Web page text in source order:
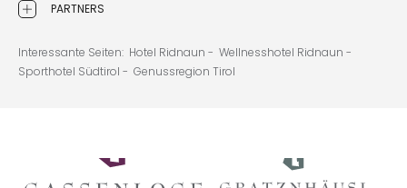
PARTNERS
Interessante Seiten: Hotel Ridnaun - Wellnesshotel Ridnaun -
Sporthotel Südtirol - Genussregion Tirol